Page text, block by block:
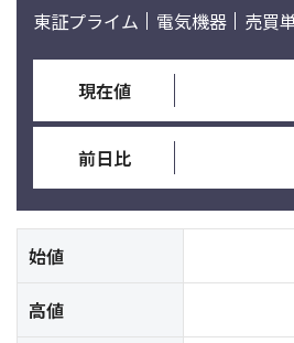
東証プライム 電気機器 売買
現在値
前日比
始値
高値